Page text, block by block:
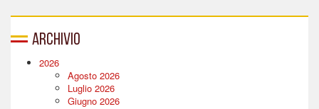
Archivio
2026
Agosto 2026
Luglio 2026
Giugno 2026